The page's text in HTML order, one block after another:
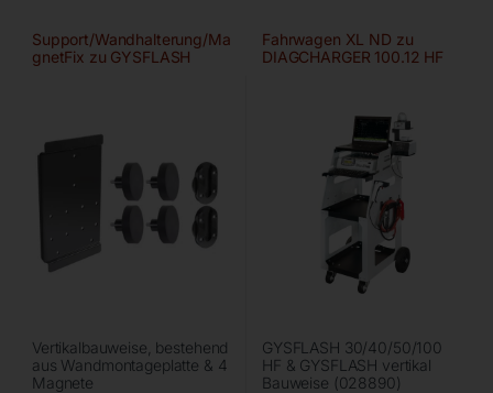
Support/Wandhalterung/Ma
gnetFix zu GYSFLASH
Vertikalbauweise, bestehend
aus Wandmontageplatte & 4
Magnete
Fahrwagen XL ND zu
DIAGCHARGER 100.12 HF
GYSFLASH 30/40/50/100
HF & GYSFLASH vertikal
Bauweise (028890)